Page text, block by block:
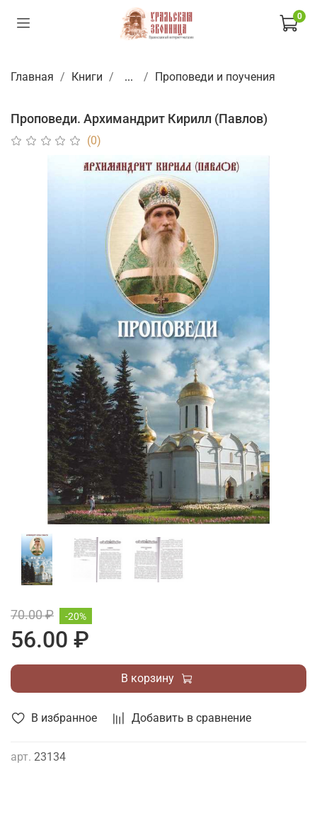
0
Главная Книги ... Проповеди и поучения
Проповеди. Архимандрит Кирилл (Павлов)
(0)
В избранное Добавить в сравнение
арт. 23134
70.00 ₽
56.00 ₽
-20%
В корзину